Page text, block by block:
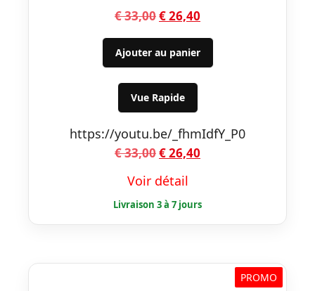
€33,00Le
prix
initial
était :
€ 33,00.
€26,40
prix
actuel
est :
Ajouter au panier
Vue Rapide
https://youtu.be/_fhmIdfY_P0
€33,00Le
initial
était :
€ 33,00.
€26,40
est :
€ 26,40.
Voir détail
PROMO